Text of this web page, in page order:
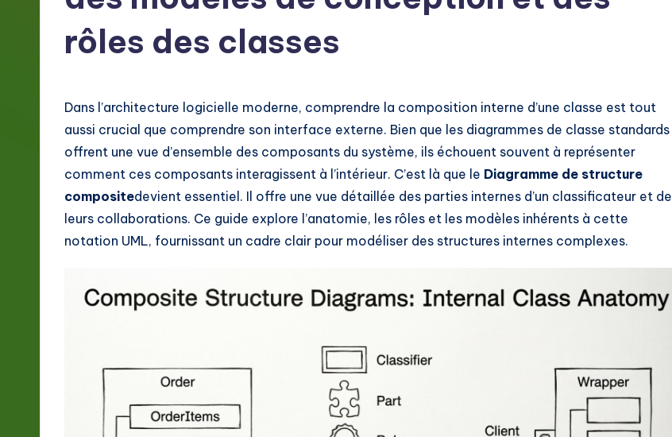
rôles des classes
Dans l’architecture logicielle moderne, comprendre la composition interne d’une classe est tout
aussi crucial que comprendre son interface externe. Bien que les diagrammes de classe standards
offrent une vue d’ensemble des composants du système, ils échouent souvent à représenter
comment ces composants interagissent à l’intérieur. C’est là que le Diagramme de structure
compositedevient essentiel. Il offre une vue détaillée des parties internes d’un classificateur et de
leurs collaborations. Ce guide explore l’anatomie, les rôles et les modèles inhérents à cette
notation UML, fournissant un cadre clair pour modéliser des structures internes complexes.